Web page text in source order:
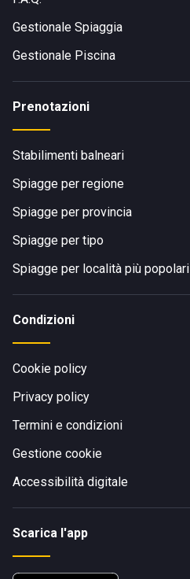
Gestionale Spiaggia
Gestionale Piscina
Prenotazioni
Stabilimenti balneari
Spiagge per regione
Spiagge per provincia
Spiagge per tipo
Spiagge per località più popolari
Condizioni
Cookie policy
Privacy policy
Termini e condizioni
Gestione cookie
Accessibilità digitale
Scarica l'app